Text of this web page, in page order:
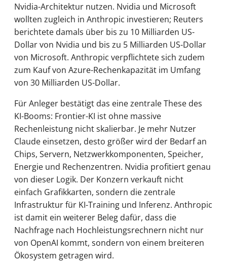
Nvidia-Architektur nutzen. Nvidia und Microsoft
wollten zugleich in Anthropic investieren; Reuters
berichtete damals über bis zu 10 Milliarden US-
Dollar von Nvidia und bis zu 5 Milliarden US-Dollar
von Microsoft. Anthropic verpflichtete sich zudem
zum Kauf von Azure-Rechenkapazität im Umfang
von 30 Milliarden US-Dollar.
Für Anleger bestätigt das eine zentrale These des
KI-Booms: Frontier-KI ist ohne massive
Rechenleistung nicht skalierbar. Je mehr Nutzer
Claude einsetzen, desto größer wird der Bedarf an
Chips, Servern, Netzwerkkomponenten, Speicher,
Energie und Rechenzentren. Nvidia profitiert genau
von dieser Logik. Der Konzern verkauft nicht
einfach Grafikkarten, sondern die zentrale
Infrastruktur für KI-Training und Inferenz. Anthropic
ist damit ein weiterer Beleg dafür, dass die
Nachfrage nach Hochleistungsrechnern nicht nur
von OpenAI kommt, sondern von einem breiteren
Ökosystem getragen wird.